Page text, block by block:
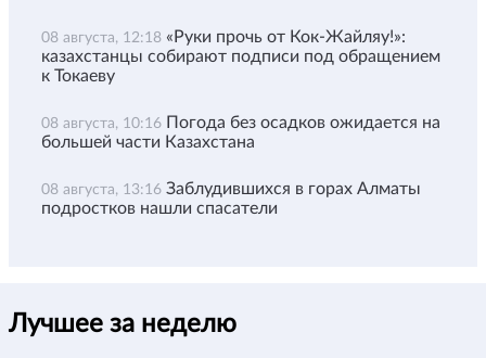
08 августа, 12:18 «Руки прочь от Кок-Жайляу!»:
казахстанцы собирают подписи под обращением
к Токаеву
08 августа, 10:16 Погода без осадков ожидается на
большей части Казахстана
08 августа, 13:16 Заблудившихся в горах Алматы
подростков нашли спасатели
Лучшее за неделю